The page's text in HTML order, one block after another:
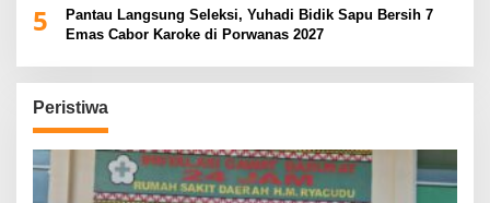
5
Pantau Langsung Seleksi, Yuhadi Bidik Sapu Bersih 7
Emas Cabor Karoke di Porwanas 2027
Peristiwa